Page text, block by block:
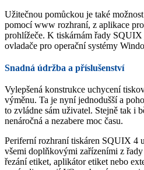
Užitečnou pomůckou je také
pomocí www rozhraní, z aplikace
prohlížeče. K tiskárnám řady SQUIX
ovladače pro operační systémy
Snadná údržba a příslušenství
Vylepšená konstrukce uchycení
výměnu. Ta je nyní jednodušší a
to zvládne sám uživatel. Stejně tak i
nenáročná a nezabere moc času.
Periferní rozhraní tiskáren SQUIX 4
všemi doplňkovými zařízeními z
řezání etiket, aplikátor etiket nebo